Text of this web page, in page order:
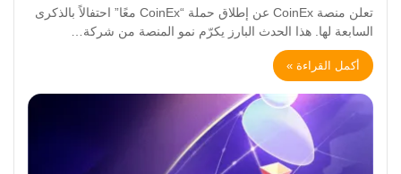
تعلن منصة CoinEx عن إطلاق حملة “CoinEx معًا” احتفالاً بالذكرى
السابعة لها. هذا الحدث البارز يكرّم نمو المنصة من شركة…
أكمل القراءة »